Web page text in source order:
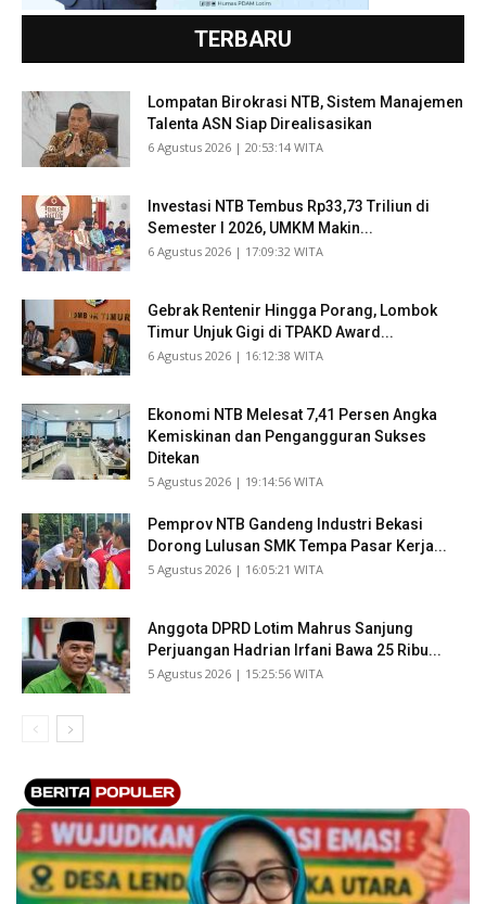
TERBARU
Lompatan Birokrasi NTB, Sistem Manajemen
Talenta ASN Siap Direalisasikan
​6 Agustus 2026 | 20:53:14 WITA
Investasi NTB Tembus Rp33,73 Triliun di
Semester I 2026, UMKM Makin...
​6 Agustus 2026 | 17:09:32 WITA
Gebrak Rentenir Hingga Porang, Lombok
Timur Unjuk Gigi di TPAKD Award...
​6 Agustus 2026 | 16:12:38 WITA
Ekonomi NTB Melesat 7,41 Persen Angka
Kemiskinan dan Pengangguran Sukses
Ditekan
​5 Agustus 2026 | 19:14:56 WITA
Pemprov NTB Gandeng Industri Bekasi
Dorong Lulusan SMK Tempa Pasar Kerja...
​5 Agustus 2026 | 16:05:21 WITA
Anggota DPRD Lotim Mahrus Sanjung
Perjuangan Hadrian Irfani Bawa 25 Ribu...
​5 Agustus 2026 | 15:25:56 WITA